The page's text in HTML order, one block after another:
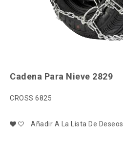
Cadena Para Nieve 2829
CROSS 6825
Añadir A La Lista De Deseos